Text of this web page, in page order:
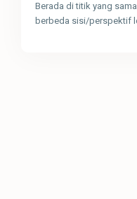
Berada di titik yang
berbeda sisi/perspektif